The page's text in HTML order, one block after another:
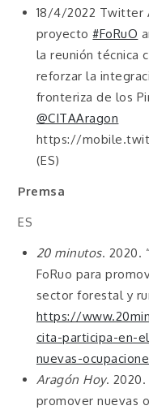
18/4/2022 Twitter
proyecto#FoRuO
la reunión técnica
reforzar la
fronteriza de los
@CITAAragon
https://
(ES)
Premsa
ES
20 minutos. 2020.
FoRuo para
sector forestal y
https://
cita-participa-en-
nuevas-
Aragón Hoy. 2020.
promover nuevas